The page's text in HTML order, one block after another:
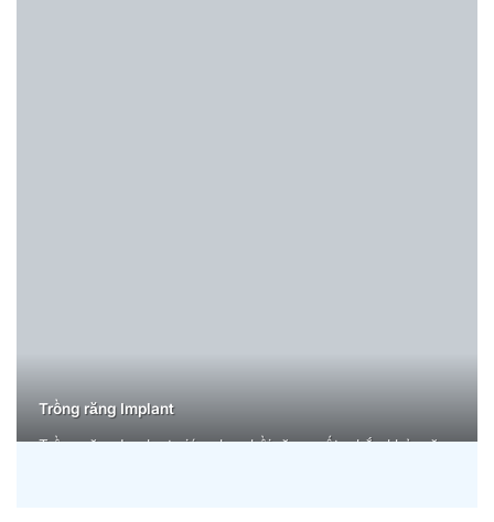
Trồng răng Implant
Trồng răng Implant giúp phục hồi răng mất, chắc khỏe, ăn